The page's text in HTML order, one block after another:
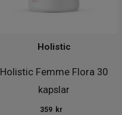
Holistic Femme Flora 30
kapslar
Holistic
359 kr